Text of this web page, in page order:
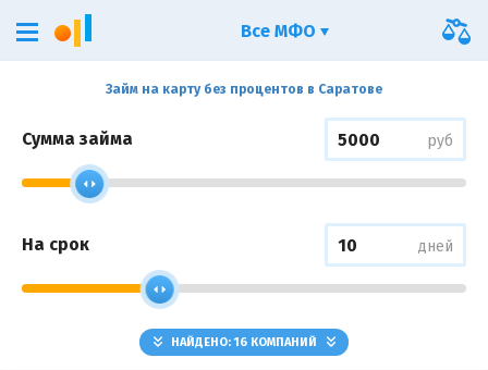
Займ на карту без процентов в Саратове
Сумма займа руб
На срок дней
НАЙДЕНО:16 КОМПАНИЙ
Все МФО